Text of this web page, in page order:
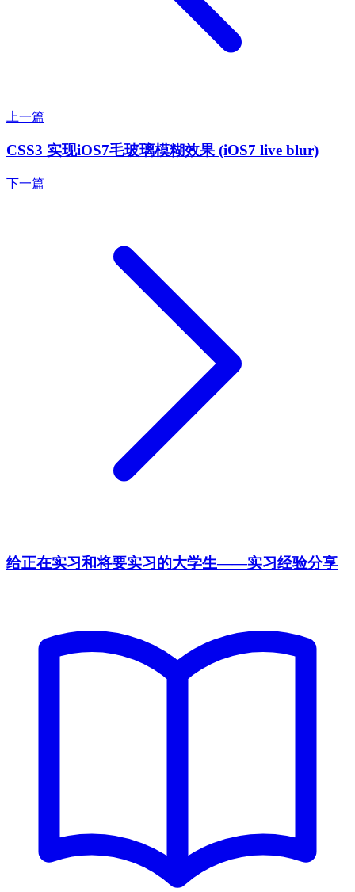
上一篇
CSS3 实现iOS7毛玻璃模糊效果 (iOS7 live blur)
下一篇
给正在实习和将要实习的大学生——实习经验分享